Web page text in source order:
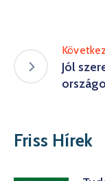
Jól
Friss Hírek